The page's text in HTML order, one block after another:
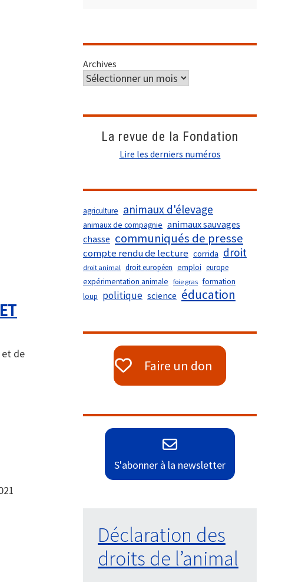
et de
Archives
La revue de la Fondation
Lire les derniers numéros
agriculture animaux d'élevage
animaux de compagnie animaux sauvages
chasse communiqués de presse
compte rendu de lecture corrida droit
droit animal droit européen emploi europe
expérimentation animale foie gras formation
loup politique science éducation
Faire un don
S'abonner à la newsletter
Déclaration des
droits de l’animal